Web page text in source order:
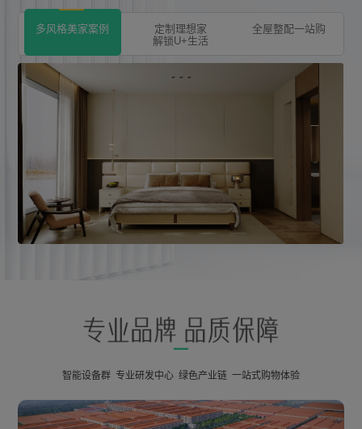
多风格美家案例
定制理想家
解锁U+生活
全屋整配一站购
智能设备群 专业研发中心 绿色产业链 一站式购物体验